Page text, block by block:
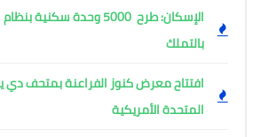
الإسكان: طرح 5000 وحدة
بالتملك
افتتاح معرض كنوز الفراعنة بمتحف دي
المتحدة الأمريكية